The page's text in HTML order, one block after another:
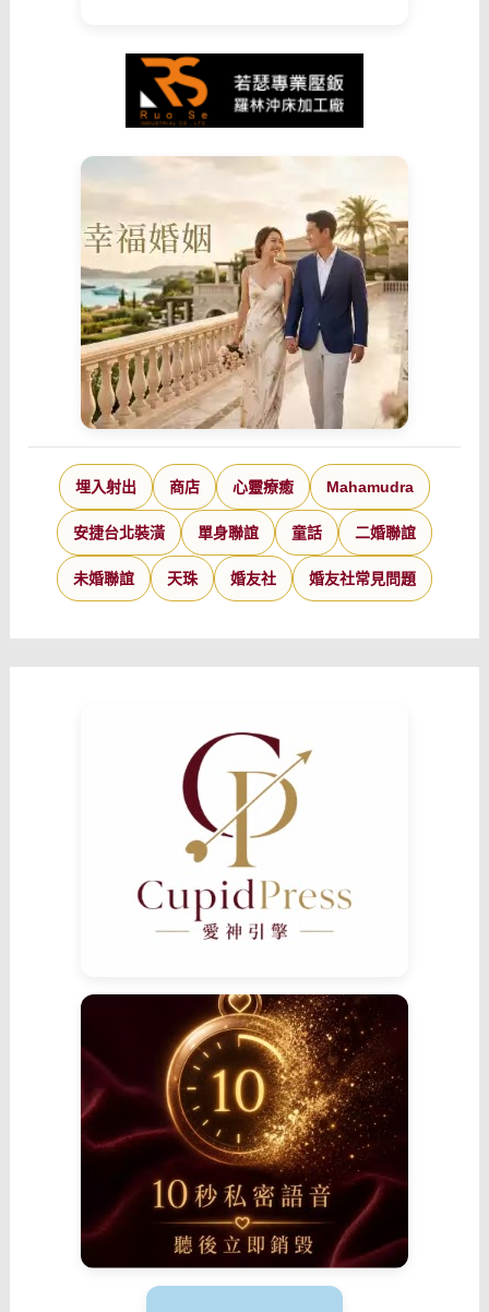
埋入射出 商店 心靈療癒 Mahamudra
安捷台北裝潢 單身聯誼 童話 二婚聯誼
未婚聯誼 天珠 婚友社 婚友社常見問題